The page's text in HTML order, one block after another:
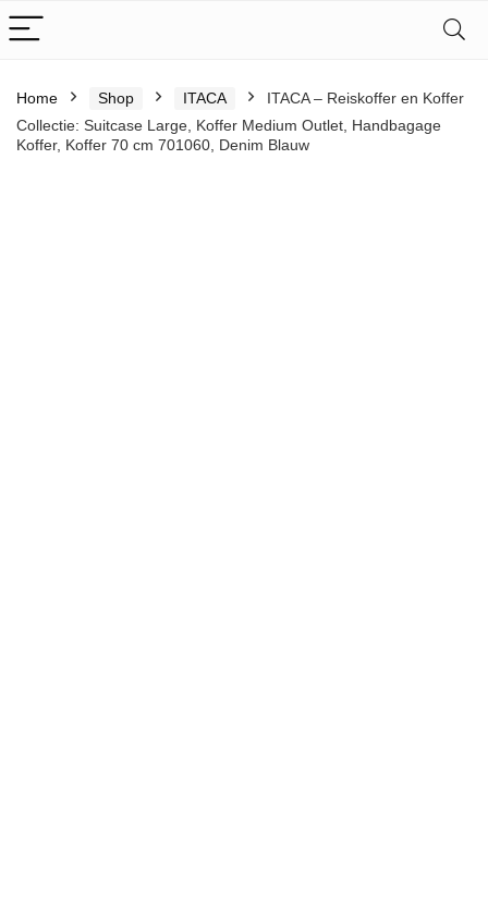
Home Shop ITACA
ITACA – Reiskoffer en Koffer
Collectie: Suitcase Large, Koffer Medium Outlet, Handbagage
Koffer, Koffer 70 cm 701060, Denim Blauw